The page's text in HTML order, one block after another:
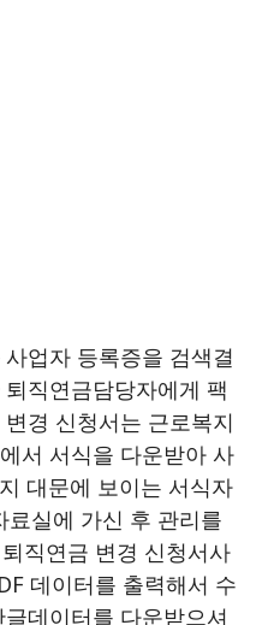
업자 등록증을 검색결
직연금담당자에게 팩
경 신청서는 근로복지
서 서식을 다운받아 사
대문에 보이는 서식자
료실에 가신 후 관리를
직연금 변경 신청서사
데이터를 출력해서 수
데이터를 다운받으셔